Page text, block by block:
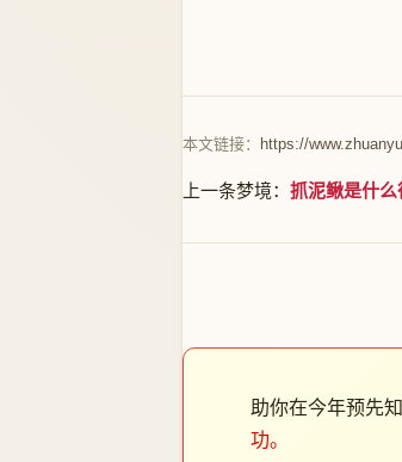
本文链接： https://
上一条梦境： 抓泥鳅是什么
助你在今年预先
功。